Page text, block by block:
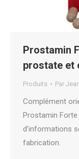
Prostamin
prostate et
Produits Par
Complément
Prostamin
d’informations
fabrication.